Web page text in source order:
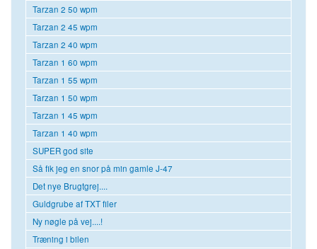
Tarzan 2 50 wpm
Tarzan 2 45 wpm
Tarzan 2 40 wpm
Tarzan 1 60 wpm
Tarzan 1 55 wpm
Tarzan 1 50 wpm
Tarzan 1 45 wpm
Tarzan 1 40 wpm
SUPER god site
Så fik jeg en snor på min gamle J-47
Det nye Brugtgrej....
Guldgrube af TXT filer
Ny nøgle på vej....!
Træning i bilen